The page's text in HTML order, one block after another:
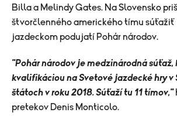
Billa a Melindy Gates. Na Slovensko
štvorčlenného amerického tímu súťažiť
jazdeckom podujatí Pohár národov.
"Pohár národov je medzinárodná súťaž,
kvalifikáciou na Svetové jazdecké hry v
štátoch v roku 2018. Súťaží tu 11 tímov,"
pretekov Denis Monticolo.